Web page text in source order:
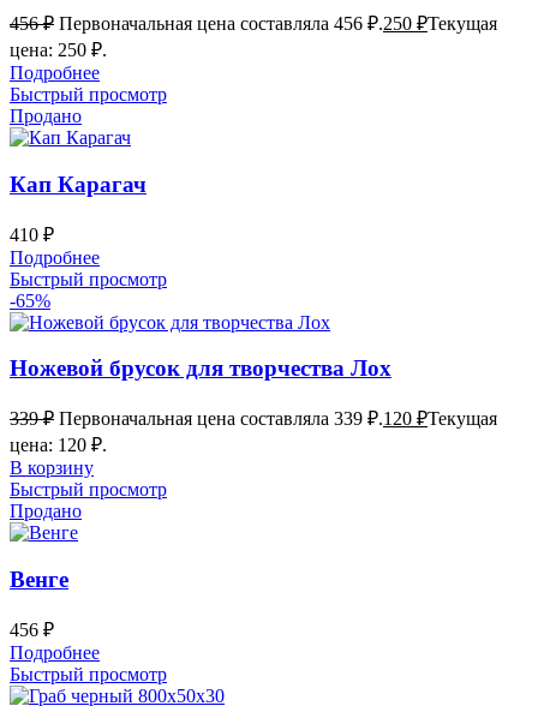
456₽ Первоначальная цена составляла 456 ₽.250 ₽Текущая
цена: 250 ₽.
Подробнее
Быстрый просмотр
Продано
Кап Карагач
410 ₽
Подробнее
Быстрый просмотр
-65%
Ножевой брусок для творчества Лох
339₽ Первоначальная цена составляла 339 ₽.120 ₽Текущая
цена: 120 ₽.
В корзину
Быстрый просмотр
Продано
Венге
456 ₽
Подробнее
Быстрый просмотр